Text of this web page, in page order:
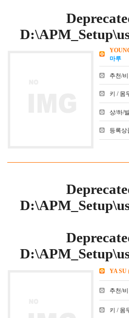
마루
추천/
키 / 몸
상/하/
등록상
YA SU
추천/
키 / 몸